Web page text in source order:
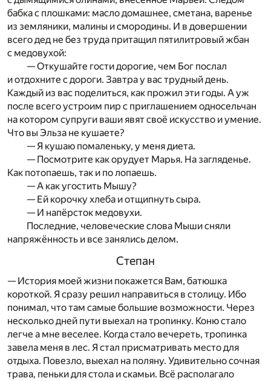
бабка с плошками: масло домашнее, сметана, варенье
из земляники, малины и смородины. И в довершении
всего дед не без труда притащил пятилитровый жбан
с медовухой:
— Откушайте гости дорогие, чем Бог послал
и отдохните с дороги. Завтра у вас трудный день.
Каждый из вас поделиться, как прожил эти годы. А уж
после всего устроим пир с приглашением односельчан
на котором супруги ваши явят своё искусство и умение.
Что вы Эльза не кушаете?
— Я кушаю помаленьку, у меня диета.
— Посмотрите как орудует Марья. На загляденье.
Как потопаешь, так и по лопаешь.
— А как угостить Мышу?
— Ей корочку хлеба и отщипнуть сыра.
— И напёрсток медовухи.
Последние, человеческие слова Мыши сняли
напряжённость и все занялись делом.
Степан
— История моей жизни покажется Вам, батюшка
короткой. Я сразу решил направиться в столицу. Ибо
понимал, что там самые большие возможности. Через
несколько дней пути выехал на тропинку. Коню стало
легче а мне веселее. Когда стало вечереть, тропинка
завела меня в лес. Я стал присматривать место для
отдыха. Повезло, выехал на поляну. Удивительно сочная
трава, пеньки для стола и скамьи. Всё располагало